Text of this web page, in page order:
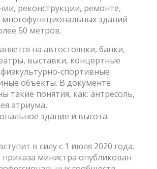
реконструкции, ремонте,
многофункциональных зданий
50 метров.
на автостоянки, банки,
выставки, концертные
спортивные
объекты. В документе
такие понятия, как: антресоль,
атриума,
здание и высота
в силу с 1 июля 2020 года.
министра опубликован